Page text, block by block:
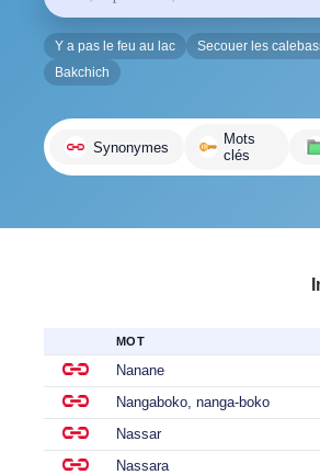
mot,
une
expression
ou
une
Y a pas le feu au lac Secouer les
Bakchich
Synonymes
Mots
clés
MOT
Nanane
Nangaboko, nanga-boko
Nassar
Nassara